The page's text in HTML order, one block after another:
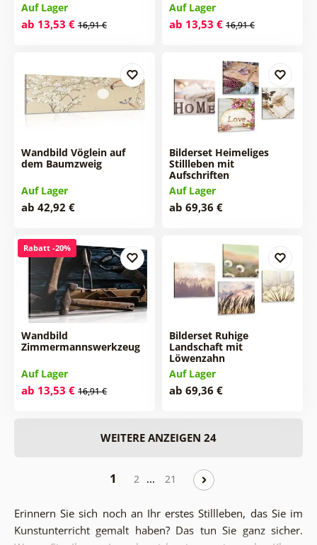
Auf Lager
ab 13,53 € 16,91 €
Auf Lager
ab 13,53 € 16,91 €
Wandbild Vöglein auf
dem Baumzweig
Auf Lager
ab 42,92 €
Bilderset Heimeliges
Stillleben mit
Aufschriften
Auf Lager
ab 69,36 €
Rabatt -20%
Wandbild
Zimmermannswerkzeug
Auf Lager
ab 13,53 € 16,91 €
Bilderset Ruhige
Landschaft mit
Löwenzahn
Auf Lager
ab 69,36 €
WEITERE ANZEIGEN 24
1 2 … 21
Erinnern Sie sich noch an Ihr erstes Stillleben, das Sie im
Kunstunterricht gemalt haben? Das tun Sie ganz sicher.